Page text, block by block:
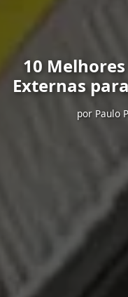
10
Externas
por Paulo